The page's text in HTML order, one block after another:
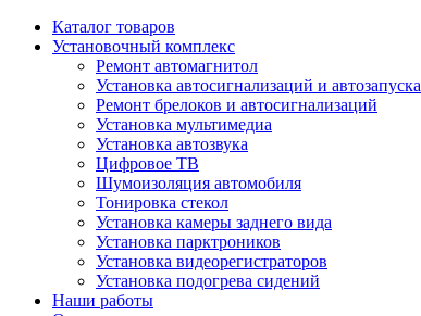
Каталог товаров
Установочный комплекс
Ремонт автомагнитол
Установка автосигнализаций и автозапуска
Ремонт брелоков и автосигнализаций
Установка мультимедиа
Установка автозвука
Цифровое ТВ
Шумоизоляция автомобиля
Тонировка стекол
Установка камеры заднего вида
Установка парктроников
Установка видеорегистраторов
Установка подогрева сидений
Наши работы